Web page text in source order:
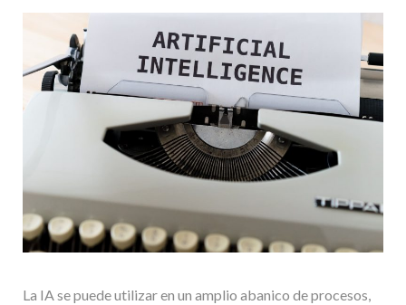
La IA se puede utilizar en un amplio abanico de procesos,